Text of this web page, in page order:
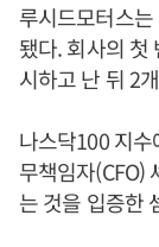
루시드모터스
됐다. 회사의 첫
시하고 난 뒤 2
나스닥100 지
무책임자(CFO)
는 것을 입증한